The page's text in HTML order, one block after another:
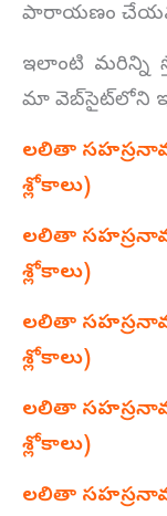
పారాయణం
ఇలాంటి మరిన్ని
మా వెబ్‌సైట్‌లోని
లలితా సహస్రనామ
శ్లోకాలు)
లలితా సహస్రనామ
శ్లోకాలు)
లలితా సహస్రనామ
శ్లోకాలు)
లలితా సహస్రనామ
శ్లోకాలు)
లలితా సహస్రనామ